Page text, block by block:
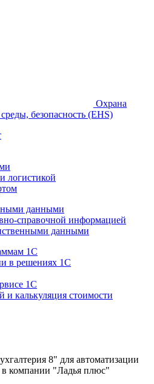
Охрана
безопасность (EHS)
логистикой
данными
справочной информацией
данными
1С
в решениях 1С
1С
и калькуляция стоимости
8" для автоматизации
в компании "Ладья плюс"